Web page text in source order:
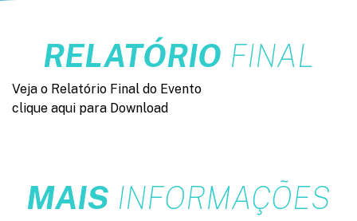
RELATÓRIO FINAL
Veja o Relatório Final do Evento
clique aqui para Download
MAIS INFORMAÇÕES